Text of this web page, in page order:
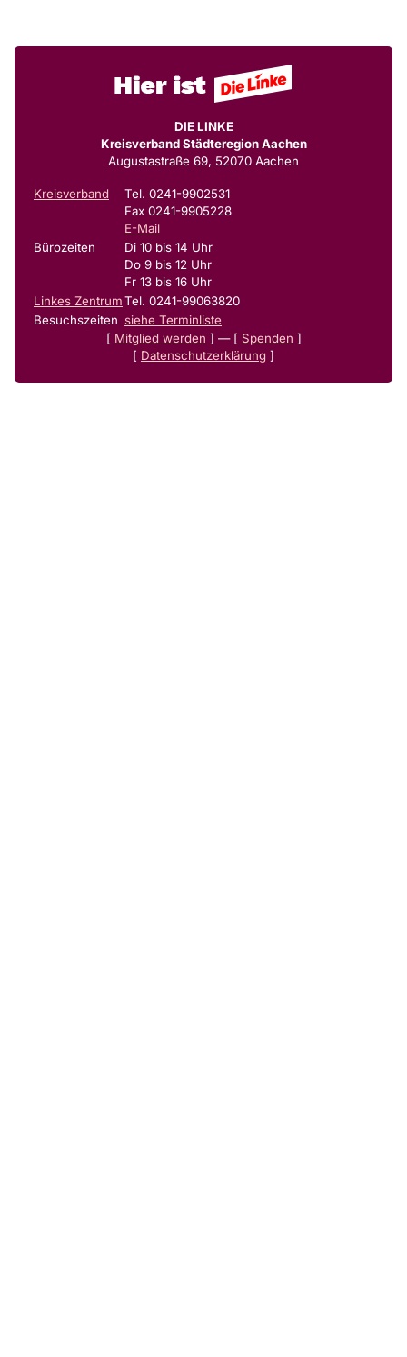
DIE LINKE
Kreisverband Städteregion Aachen
Augustastraße 69, 52070 Aachen
Kreisverband
Tel. 0241-9902531
Fax 0241-9905228
E-Mail
Bürozeiten
Di 10 bis 14 Uhr
Do 9 bis 12 Uhr
Fr 13 bis 16 Uhr
Linkes ZentrumTel. 0241-99063820
Besuchszeiten siehe Terminliste
[ Mitglied werden ] — [ Spenden ]
[ Datenschutzerklärung ]